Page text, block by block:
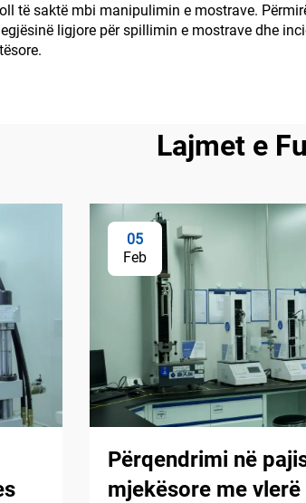
të saktë mbi manipulimin e mostrave.
ligjore për spillimin e mostrave dhe
Lajmet e
05
Feb
Përqendrimi në
mjekësore me